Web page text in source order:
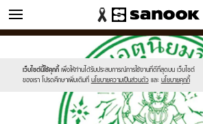
ข่าว
เว็บไซต์นี้ใช้คุกกี้ เพื่อให้ท่านได้รับประสบการณ์การใช้งานที่ดีที่สุดบน เว็บไซต์
ของเรา โปรดศึกษาเพิ่มเติมที่ นโยบายความเป็นส่วนตัว และ นโยบายคุกกี้
//s.isanook.com/sr/0/images/logo-
sanook.png
//s.isanook.com/ns/0/ud/363/1816199/626431-